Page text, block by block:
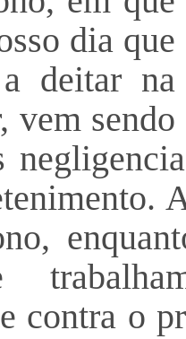
dia que
deitar na
vem sendo
contra o